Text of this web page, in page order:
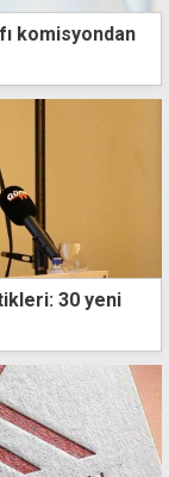
komisyondan
30 yeni